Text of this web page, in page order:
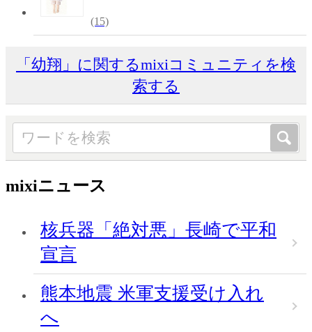
(15)
「幼翔」に関するmixiコミュニティを検
索する
mixiニュース
核兵器「絶対悪」長崎で平和
宣言
熊本地震 米軍支援受け入れ
へ